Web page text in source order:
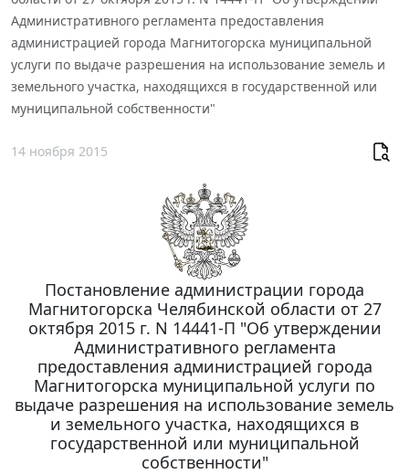
Административного регламента предоставления
администрацией города Магнитогорска муниципальной
услуги по выдаче разрешения на использование земель и
земельного участка, находящихся в государственной или
муниципальной собственности"
14 ноября 2015
Постановление администрации города
Магнитогорска Челябинской области от 27
октября 2015 г. N 14441-П "Об утверждении
Административного регламента
предоставления администрацией города
Магнитогорска муниципальной услуги по
выдаче разрешения на использование земель
и земельного участка, находящихся в
государственной или муниципальной
собственности"